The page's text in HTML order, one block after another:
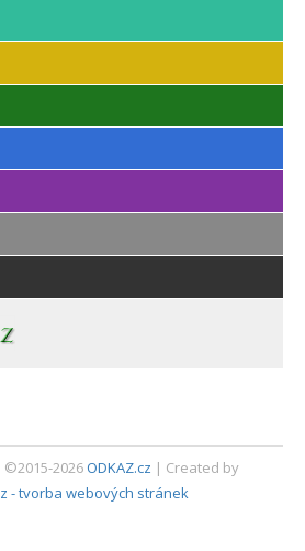
2026ODKAZ.cz | Created by